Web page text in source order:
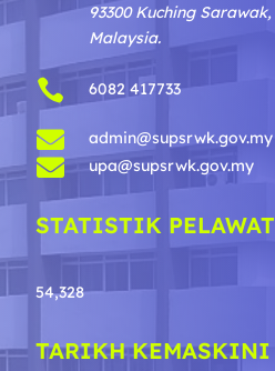
93300 Kuching Sarawak,
Malaysia.
 6082 417733
 admin@supsrwk.gov.my
 upa@supsrwk.gov.my
STATISTIK PELAWAT
54,328
TARIKH KEMASKINI